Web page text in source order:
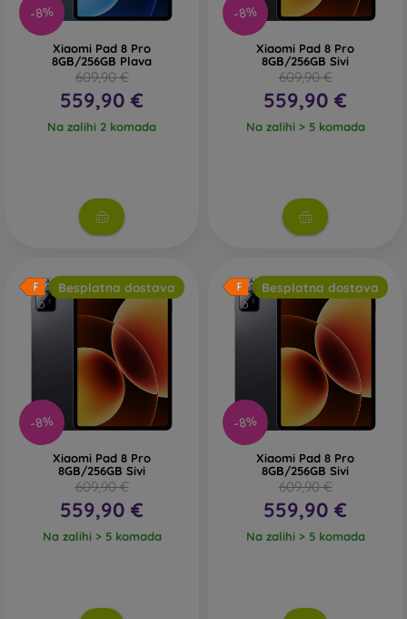
-8%
Xiaomi Pad 8 Pro
8GB/256GB Plava
609,90 €
559,90 €
Na zalihi 2 komada
-8%
Xiaomi Pad 8 Pro
8GB/256GB Sivi
609,90 €
559,90 €
Na zalihi > 5 komada
-8%
Besplatna dostava
Xiaomi Pad 8 Pro
8GB/256GB Sivi
609,90 €
559,90 €
Na zalihi > 5 komada
-8%
Besplatna dostava
Xiaomi Pad 8 Pro
8GB/256GB Sivi
609,90 €
559,90 €
Na zalihi > 5 komada